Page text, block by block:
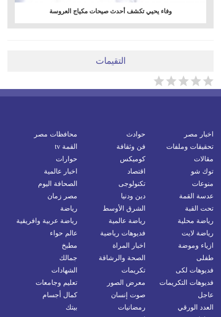
وفاء يحيي تكشف أحدث صيحات مكياج العروسة
التقيمات
اخبار مصر حوادث
محافظات مصر
تحقيقات وملفات
فن وثقافة
القمة tv
مقالات
كوميكس
حوارات
توك شو
اقتصاد
اخبار عالمية
منوعات
تكنولوجى
الصحافة اليوم
عدسة القمة
دين ودنيا
مصر زمان
تحت القبة
الشرق الأوسط
رياضة
رياضة محلية
رياضة عالمية
رياضة عربية وافريقية
رياضة لايت
فديوهات رياضية
عالم حواء
ازياء وموضة
اخبار المراة
مطبخ
طفلى
الصحة والرشاقة
جمالك
فديوهات لكى
تكريمات
الشهادات
فديوهات التكريمات
معرض الصور
تعليم وجامعات
عاجل
صوت إنسان
كمال أجسام
العدد الورقي
رمضانيات
بيتك